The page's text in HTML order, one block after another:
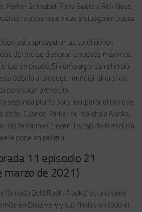
Parker Schnabel, Tony Beets y Rick Ness,
a poner sus vidas en juego en busca
para aprovechar las condiciones
del oro se disparan a nuevos máximos
cae en picado. Sin embargo, con el inicio
debido al bloqueo mundial, ahora hay
para sacar provecho.
segunda planta para recuperar el oro que
atrás. Cuando Parker se marcha a Alaska,
las tensiones crecen. La caja de la esclusa
le pone en peligro.
11 episodio 21
marzo de 2021)
llamada Gold Rush: Alaska) es una serie
en Discovery y sus filiales en todo el